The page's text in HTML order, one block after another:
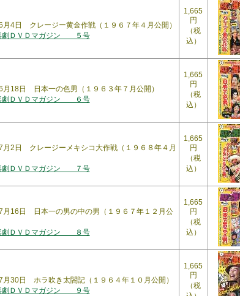
月4日 クレージー黄金作戦（１９６７年４月公開）
劇ＤＶＤマガジン ５号
1,665
円
（税
込）
月18日 日本一の色男（１９６３年７月公開）
劇ＤＶＤマガジン ６号
1,665
円
（税
込）
月2日 クレージーメキシコ大作戦（１９６８年４月
劇ＤＶＤマガジン ７号
1,665
円
（税
込）
月16日 日本一の男の中の男（１９６７年１２月公
劇ＤＶＤマガジン ８号
1,665
円
（税
込）
月30日 ホラ吹き太閤記（１９６４年１０月公開）
劇ＤＶＤマガジン ９号
1,665
円
（税